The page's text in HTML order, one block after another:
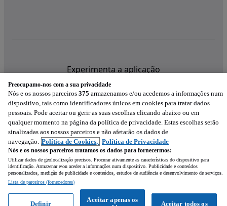
Experimenta a aplicação
Preocupamo-nos com a sua privacidade
Nós e os nossos parceiros 375 armazenamos e/ou acedemos a informações num
dispositivo, tais como identificadores únicos em cookies para tratar dados
pessoais. Pode aceitar ou gerir as suas escolhas clicando abaixo ou em
qualquer momento na página da política de privacidade. Estas escolhas serão
sinalizadas aos nossos parceiros e não afetarão os dados de
navegação. Política de Cookies, Política de Privacidade
Nós e os nossos parceiros tratamos os dados para fornecermos:
Utilizar dados de geolocalização precisos. Procurar ativamente as características do dispositivo para
identificação. Armazenar e/ou aceder a informações num dispositivo. Publicidade e conteúdos
personalizados, medição de publicidade e conteúdos, estudos de audiência e desenvolvimento de serviços.
Lista de parceiros (fornecedores)
Aceitar todos os
Aceitar apenas os
Definir